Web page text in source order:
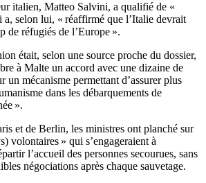
italien, Matteo Salvini, a qualifié de «
selon lui, « réaffirmé que l’Italie devrait
de réfugiés de l’Europe ».
était, selon une source proche du dossier,
à Malte un accord avec une dizaine de
un mécanisme permettant d’assurer plus
dans les débarquements de
».
et de Berlin, les ministres ont planché sur
volontaires » qui s’engageraient à
l’accueil des personnes secourues, sans
négociations après chaque sauvetage.